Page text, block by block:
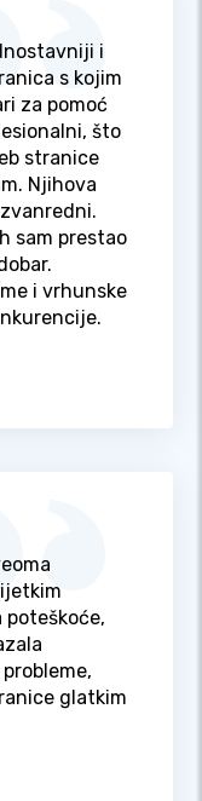
i
s kojim
za pomoć
što
stranice
Njihova
sam prestao
i vrhunske
poteškoće,
glatkim